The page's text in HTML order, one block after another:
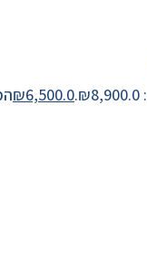
₪6,500.0